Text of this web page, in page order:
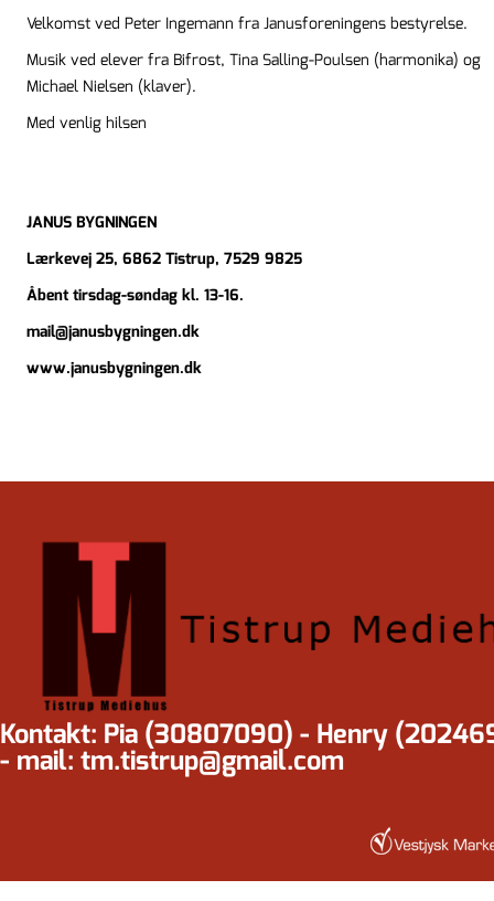
Velkomst ved Peter Ingemann fra Janusforeningens bestyrelse.
Musik ved elever fra Bifrost, Tina Salling-Poulsen (harmonika) og
Michael Nielsen (klaver).
Med venlig
JANUS BYGNINGEN
Lærkevej 25, 6862 Tistrup, 7529 9825
Åbent tirsdag-søndag kl. 13-16.
mail@janusbygningen.dk
www.janusbygningen.dk
Kontakt: Pia (30807090) - Henry
- mail: tm.tistrup@gmail.com